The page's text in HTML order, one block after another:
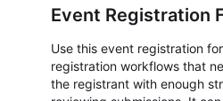
Event Registration
Use this event registration
registration workflows that
the registrant with enough